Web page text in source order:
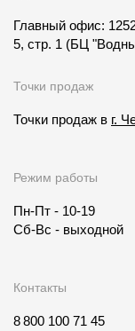
Главный офис:
5, стр. 1 (БЦ
Точки продаж
Точки продаж в г.
Режим работы
Пн-Пт - 10-19
Сб-Вс - выходной
Контакты
8 800 100 71 45